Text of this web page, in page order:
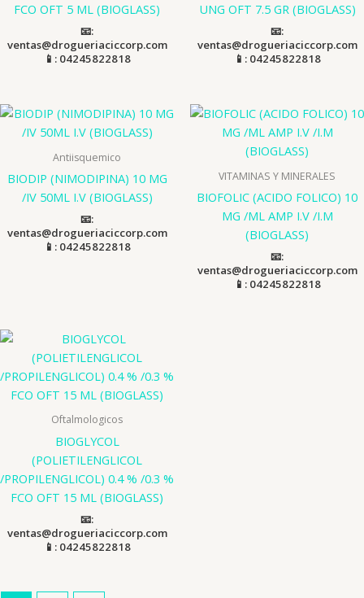
FCO OFT 5 ML (BIOGLASS)
📧:
ventas@drogueriaciccorp.com
📱: 04245822818
UNG OFT 7.5 GR (BIOGLASS)
📧:
ventas@drogueriaciccorp.com
📱: 04245822818
Antiisquemico
BIODIP (NIMODIPINA) 10 MG
/IV 50ML I.V (BIOGLASS)
📧:
ventas@drogueriaciccorp.com
📱: 04245822818
VITAMINAS Y MINERALES
BIOFOLIC (ACIDO FOLICO) 10
MG /ML AMP I.V /I.M
(BIOGLASS)
📧:
ventas@drogueriaciccorp.com
📱: 04245822818
Oftalmologicos
BIOGLYCOL
(POLIETILENGLICOL
/PROPILENGLICOL) 0.4 % /0.3 %
FCO OFT 15 ML (BIOGLASS)
📧:
ventas@drogueriaciccorp.com
📱: 04245822818